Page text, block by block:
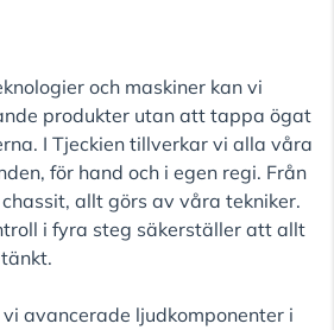
och maskiner kan vi
produkter utan att tappa ögat
I Tjeckien tillverkar vi alla våra
för hand och i egen regi. Från
allt görs av våra tekniker.
i fyra steg säkerställer att allt
avancerade ljudkomponenter i